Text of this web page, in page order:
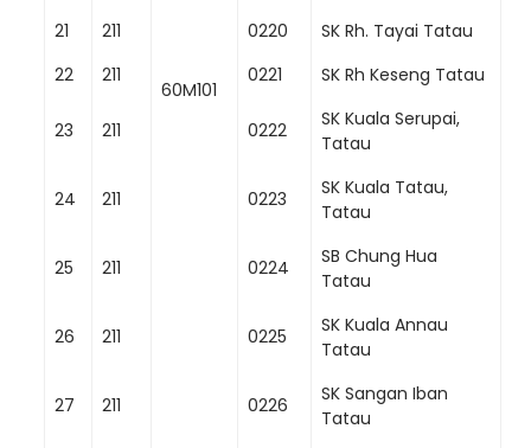
60M101
21
211 0220
SK Rh. Tayai Tatau
22
211 0221 SK Rh Keseng Tatau
23 211 0222
SK Kuala Serupai,
Tatau
24 211 0223
SK Kuala Tatau,
Tatau
25 211 0224
SB Chung Hua
Tatau
26 211 0225
SK Kuala Annau
Tatau
27 211 0226
SK Sangan Iban
Tatau